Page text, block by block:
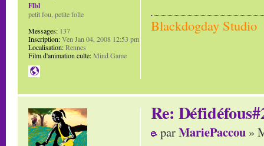
Blackdogday Studio
Flbl
petit fou, petite folle
Messages: 137
Inscription:Ven Jan 04, 2008 12:53 pm
Localisation:Rennes
Film d'animation culte:Mind Game
Re:
parMariePaccou »